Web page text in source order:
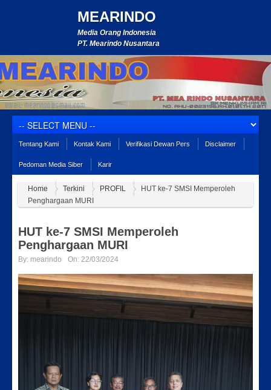
MEARINDO
Media Orang Indonesia
PT. Mearindo Nusantara
Tentang Kami Kontak Kami Verifikasi Dewan Pers Disclaimer
Pedoman Media Siber Karir
Home Terkini PROFIL
HUT ke-7 SMSI Memperoleh
Penghargaan MURI
HUT ke-7 SMSI Memperoleh
Penghargaan MURI
By: mearindo On: 22/03/2024